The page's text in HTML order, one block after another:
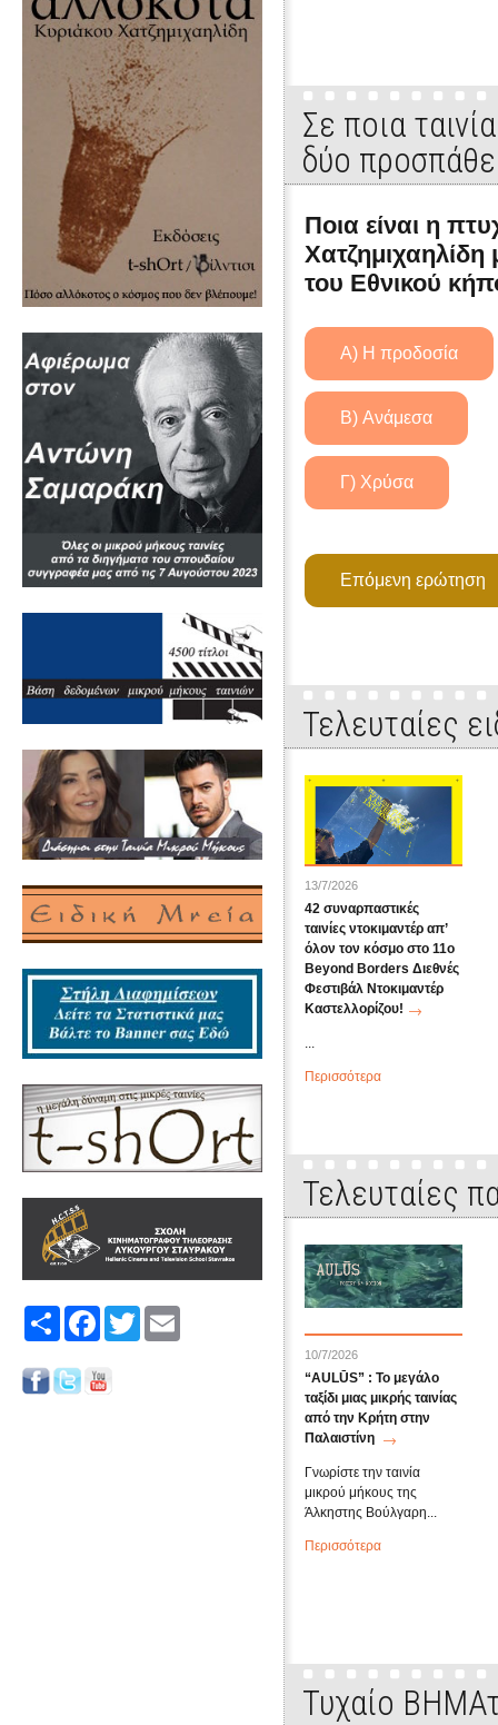
Share FacebookTwitter
Σε ποια
δύο
Ποια είναι η
του Εθνικού
Τελευταίες
13/7/2026
42 συναρπαστικές
ταινίες ντοκιμαντέρ απ’
όλον τον κόσμο στο 11ο
Beyond Borders Διεθνές
Φεστιβάλ Ντοκιμαντέρ
Καστελλορίζου!
...
Περισσότερα
Τελευταίες
10/7/2026
“AULŪS” : Το μεγάλο
ταξίδι μιας μικρής ταινίας
από την Κρήτη στην
Παλαιστίνη
Γνωρίστε την ταινία
μικρού μήκους της
Άλκηστης Βούλγαρη...
Περισσότερα
Τυχαίο